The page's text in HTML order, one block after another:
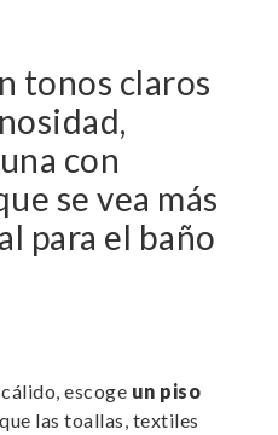
tonos claros
con
se vea más
para el baño
escoge un piso
las toallas, textiles